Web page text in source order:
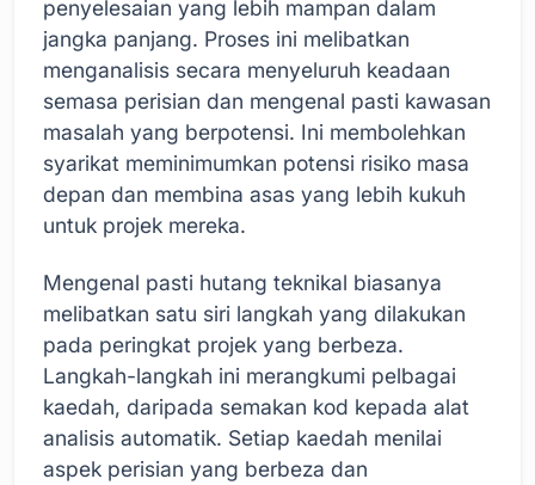
penyelesaian yang lebih mampan dalam
jangka panjang. Proses ini melibatkan
menganalisis secara menyeluruh keadaan
semasa perisian dan mengenal pasti kawasan
masalah yang berpotensi. Ini membolehkan
syarikat meminimumkan potensi risiko masa
depan dan membina asas yang lebih kukuh
untuk projek mereka.
Mengenal pasti hutang teknikal biasanya
melibatkan satu siri langkah yang dilakukan
pada peringkat projek yang berbeza.
Langkah-langkah ini merangkumi pelbagai
kaedah, daripada semakan kod kepada alat
analisis automatik. Setiap kaedah menilai
aspek perisian yang berbeza dan